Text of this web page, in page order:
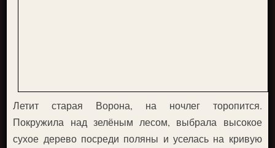
Летит старая Ворона, на ночлег торопится.
Покружила над зелёным лесом, выбрала высокое
сухое дерево посреди поляны и уселась на кривую